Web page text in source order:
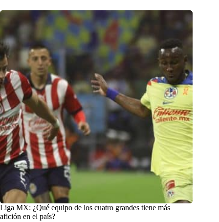
Liga MX: ¿Qué equipo de los cuatro grandes tiene más
afición en el país?